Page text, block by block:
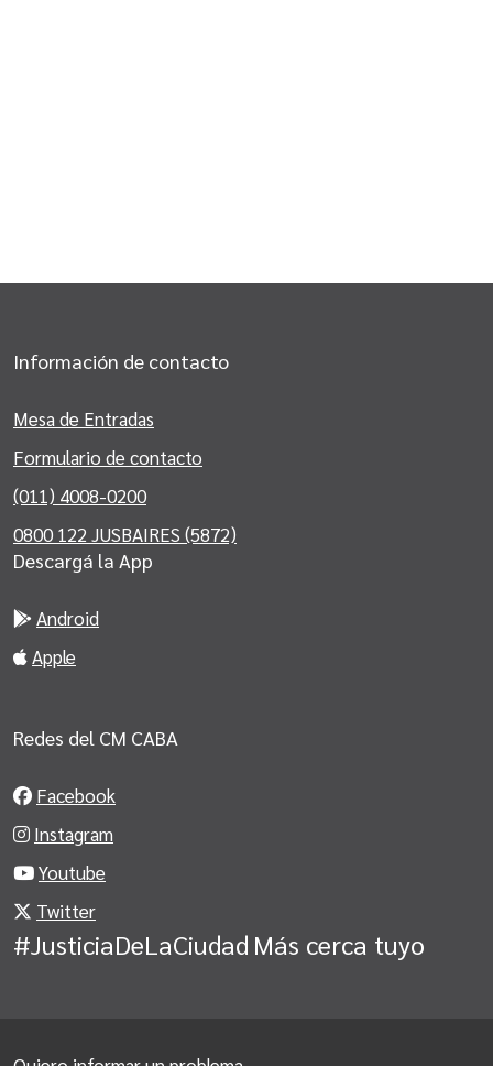
Información de contacto
Mesa de Entradas
Formulario de contacto
(011) 4008-0200
0800 122 JUSBAIRES (5872)
Descargá la App
Android
Apple
Redes del CM CABA
Facebook
Instagram
Youtube
Twitter
#JusticiaDeLaCiudad Más cerca tuyo